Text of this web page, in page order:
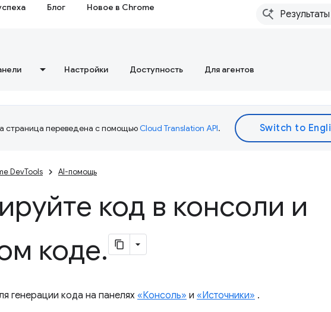
Блог Новое в Chrome
Настройки Доступность Для агентов
страница переведена с помощьюCloud Translation API.
DevTools AI-помощь
код в консоли и
коде.
генерации кода на панелях «Консоль» и «Источники» .